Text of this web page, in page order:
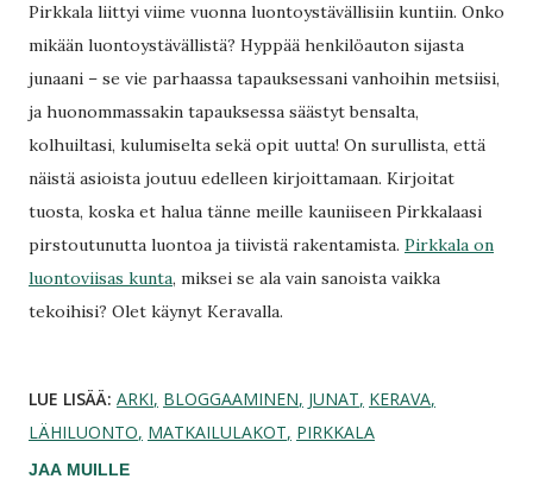
Pirkkala liittyi viime vuonna luontoystävällisiin kuntiin. Onko
mikään luontoystävällistä? Hyppää henkilöauton sijasta
junaani – se vie parhaassa tapauksessani vanhoihin metsiisi,
ja huonommassakin tapauksessa säästyt bensalta,
kolhuiltasi, kulumiselta sekä opit uutta! On surullista, että
näistä asioista joutuu edelleen kirjoittamaan. Kirjoitat
tuosta, koska et halua tänne meille kauniiseen Pirkkalaasi
pirstoutunutta luontoa ja tiivistä rakentamista. Pirkkala on
luontoviisas kunta, miksei se ala vain sanoista vaikka
tekoihisi? Olet käynyt Keravalla.
LUE LISÄÄ: ARKI BLOGGAAMINEN JUNAT KERAVA
LÄHILUONTO MATKAILULAKOT PIRKKALA
JAA MUILLE